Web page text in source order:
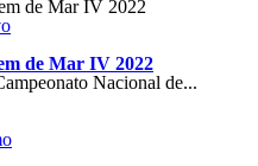
de Mar IV 2022
Nacional de...